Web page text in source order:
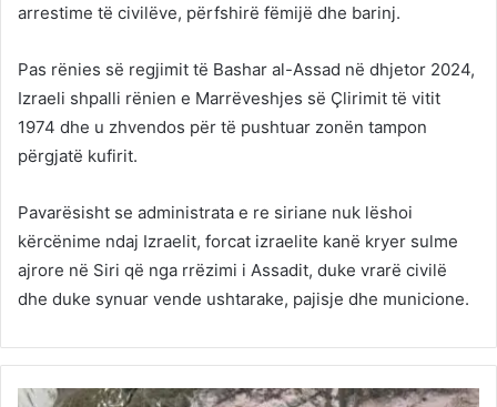
arrestime të civilëve, përfshirë fëmijë dhe barinj.
Pas rënies së regjimit të Bashar al-Assad në dhjetor 2024,
Izraeli shpalli rënien e Marrëveshjes së Çlirimit të vitit
1974 dhe u zhvendos për të pushtuar zonën tampon
përgjatë kufirit.
Pavarësisht se administrata e re siriane nuk lëshoi ​​
kërcënime ndaj Izraelit, forcat izraelite kanë kryer sulme
ajrore në Siri që nga rrëzimi i Assadit, duke vrarë civilë
dhe duke synuar vende ushtarake, pajisje dhe municione.